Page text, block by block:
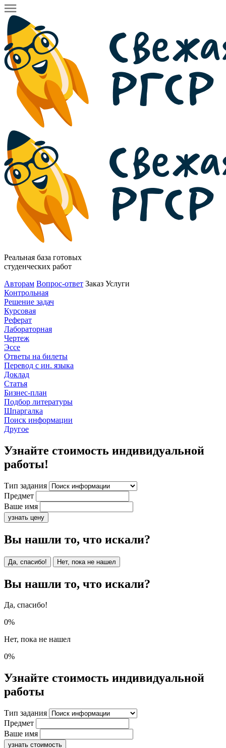
Реальная база готовых
студенческих работ
Авторам Вопрос-ответ Заказ Услуги
Контрольная
Решение задач
Курсовая
Реферат
Лабораторная
Чертеж
Эссе
Ответы на билеты
Перевод с ин. языка
Доклад
Статья
Бизнес-план
Подбор литературы
Шпаргалка
Поиск информации
Другое
Узнайте стоимость индивидуальной
работы!
Тип задания
Предмет
Ваше имя
узнать цену
Вы нашли то, что искали?
Да, спасибо! Нет, пока не нашел
Вы нашли то, что искали?
Да, спасибо!
0%
Нет, пока не нашел
0%
Узнайте стоимость индивидуальной
работы
Тип задания
Предмет
Ваше имя
узнать стоимость